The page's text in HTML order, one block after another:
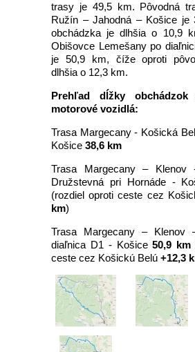
trasy je 49,5 km. Pôvodná
Ružín – Jahodná – Košice je
obchádzka je dlhšia o 10,9
Obišovce Lemešany po
je 50,9 km, číže oproti
dlhšia o 12,3 km.
Prehľad dĺžky
motorové vozidlá:
Trasa Margecany - Košická
Košice 38,6 km
Trasa Margecany –
Družstevná pri Hornáde -
(rozdiel oproti ceste cez
km)
Trasa Margecany – Klenov
diaľnica D1 - Košice50,9 km
ceste cez Košickú Belú +12,3